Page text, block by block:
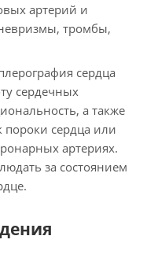
артерий и
тромбы,
сердца
сердечных
а также
пороки сердца или
артериях.
за состоянием